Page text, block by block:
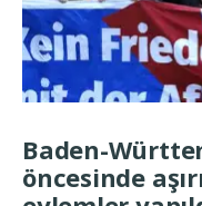
Baden-
öncesinde